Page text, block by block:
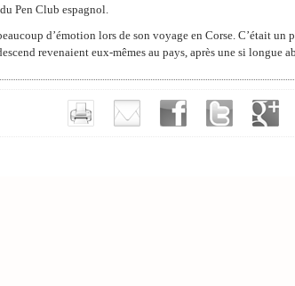
Pen Club espagnol.
d’émotion lors de son voyage en Corse. C’était un
revenaient eux-mêmes au pays, après une si longue